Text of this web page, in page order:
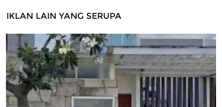
IKLAN LAIN YANG SERUPA